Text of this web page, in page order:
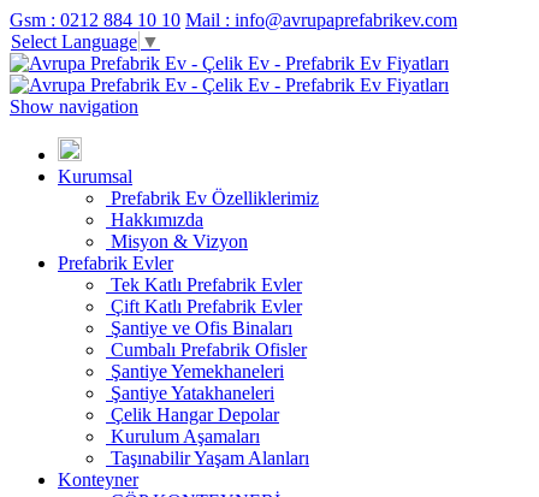
Gsm : 0212 884 10 10 Mail : info@avrupaprefabrikev.com
Select Language ▼
Show navigation
Kurumsal
Prefabrik Ev Özelliklerimiz
Hakkımızda
Misyon & Vizyon
Prefabrik Evler
Tek Katlı Prefabrik Evler
Çift Katlı Prefabrik Evler
Şantiye ve Ofis Binaları
Cumbalı Prefabrik Ofisler
Şantiye Yemekhaneleri
Şantiye Yatakhaneleri
Çelik Hangar Depolar
Kurulum Aşamaları
Taşınabilir Yaşam Alanları
Konteyner